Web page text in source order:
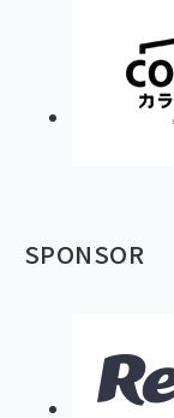
SPONSOR